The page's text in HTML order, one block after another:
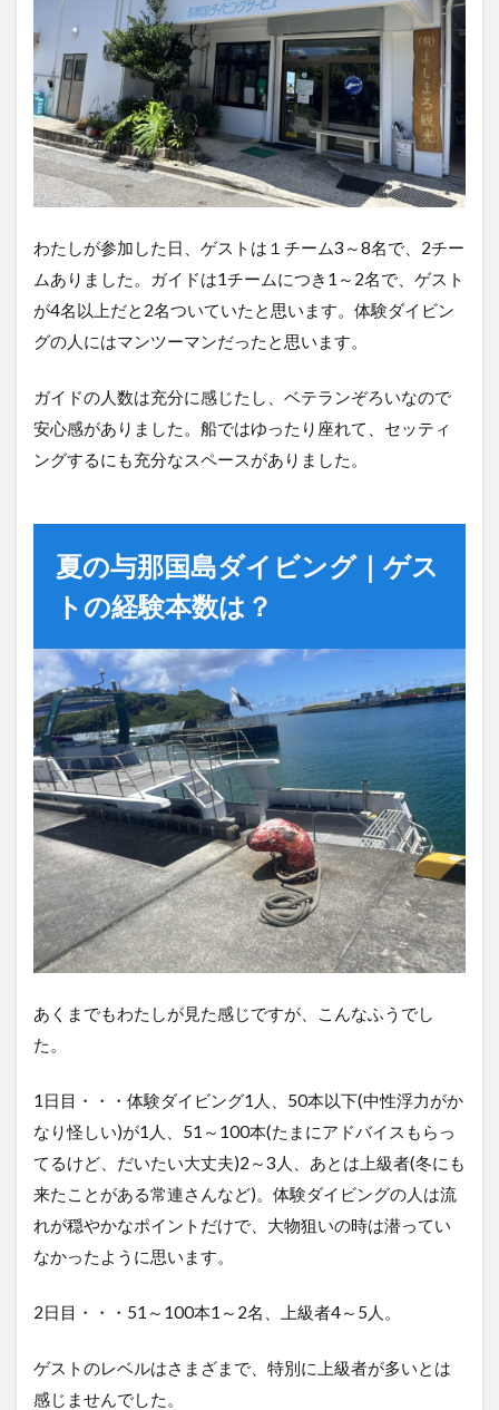
わたしが参加した日、ゲストは１チーム3～8名で、2チー
ムありました。ガイドは1チームにつき1～2名で、ゲスト
が4名以上だと2名ついていたと思います。体験ダイビン
グの人にはマンツーマンだったと思います。
ガイドの人数は充分に感じたし、ベテランぞろいなので
安心感がありました。船ではゆったり座れて、セッティ
ングするにも充分なスペースがありました。
夏の与那国島ダイビング｜ゲス
トの経験本数は？
あくまでもわたしが見た感じですが、こんなふうでし
た。
1日目・・・体験ダイビング1人、50本以下(中性浮力がか
なり怪しい)が1人、51～100本(たまにアドバイスもらっ
てるけど、だいたい大丈夫)2～3人、あとは上級者(冬にも
来たことがある常連さんなど)。体験ダイビングの人は流
れが穏やかなポイントだけで、大物狙いの時は潜ってい
なかったように思います。
2日目・・・51～100本1～2名、上級者4～5人。
ゲストのレベルはさまざまで、特別に上級者が多いとは
感じませんでした。